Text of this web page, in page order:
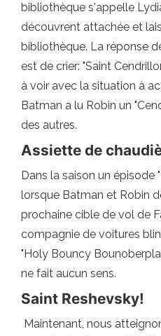
bibliothèque s'appelle
découvrent attachée et
bibliothèque. La réponse
est de crier: "Saint
à voir avec la situation à
Batman a lu Robin un
des autres.
Assiette de
Dans la saison un épisode
lorsque Batman et Robin
prochaine cible de vol de
compagnie de voitures
"Holy Bouncy
ne fait aucun sens.
Saint Reshevsky!
Maintenant, nous